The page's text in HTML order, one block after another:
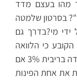
מהו בעצם מדד
בסרטון שלמטה
מי?בדרך גם
כי הלוואה
לא צמודה בריבית 4% שווה להלוואה צמודה בריבית 3% אם
את אחת הפינות